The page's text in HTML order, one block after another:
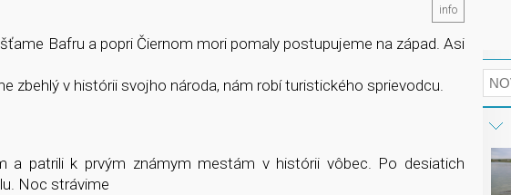
info
Bafru a popri Čiernom mori pomaly postupujeme na západ. Asi
zbehlý v histórii svojho národa, nám robí turistického sprievodcu.
a patrili k prvým známym mestám v histórii vôbec. Po desiatich
Noc strávime